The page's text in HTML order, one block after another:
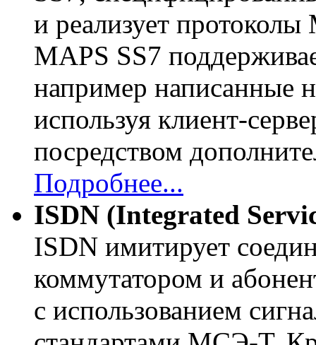
и реализует
MAPS SS7
например написанные
используя клиент-
посредством
Подробнее...
ISDN (Integrated
ISDN имитирует
коммутатором и
с использованием